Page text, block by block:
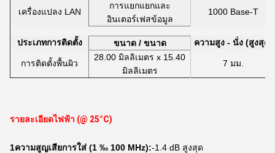
เครื่องแปลง LAN
การแยกแยกและ
อินเตอร์เฟสข้อมูล
1000 Base-T
ประเภทการติดตั้ง ขนาด / ขนาด ความสูง - นั่ง (สูงสุด)
การติดตั้งพื้นผิว
28.00 มิลลิเมตร x 15.40
มิลลิเมตร
7 มม.
รายละเอียดไฟฟ้า (@ 25°C)
1ความสูญเสียการใส่ (1 ‰ 100 MHz):-1.4 dB สูงสุด